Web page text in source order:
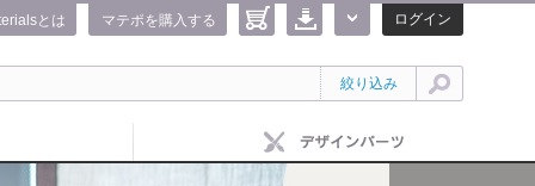
ログイン
マテポを購入する
とは
絞り込み